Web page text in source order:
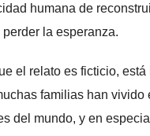
humana de
perder la esperanza.
el relato es ficticio,
familias han vivido
del mundo, y en